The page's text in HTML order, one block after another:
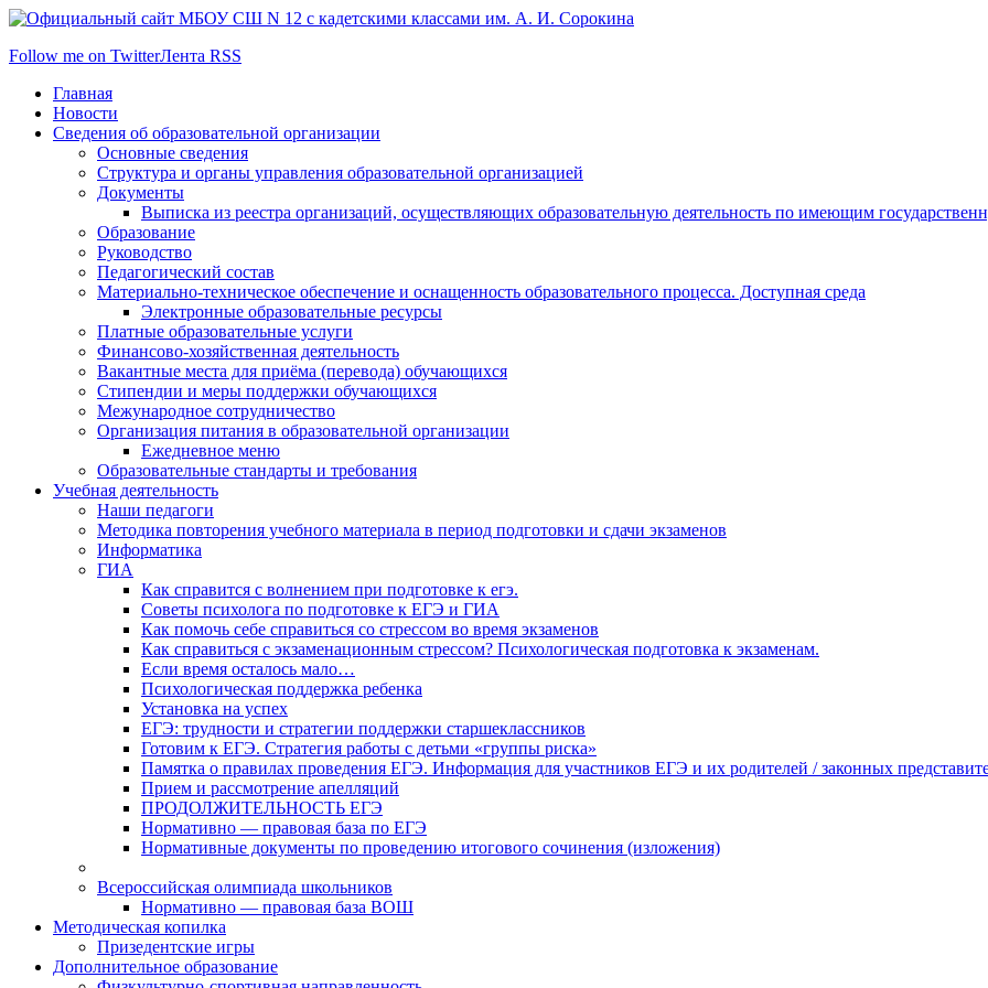
Follow me on TwitterЛента RSS
Главная
Новости
Сведения об образовательной организации
Основные сведения
Структура и органы управления образовательной организацией
Документы
Выписка из реестра организаций, осуществляющих образовательную деятельность по имеющим
Образование
Руководство
Педагогический состав
Материально-техническое обеспечение и оснащенность образовательного процесса. Доступная среда
Электронные образовательные ресурсы
Платные образовательные услуги
Финансово-хозяйственная деятельность
Вакантные места для приёма (перевода) обучающихся
Стипендии и меры поддержки обучающихся
Межународное сотрудничество
Организация питания в образовательной организации
Ежедневное меню
Образовательные стандарты и требования
Учебная деятельность
Наши педагоги
Методика повторения учебного материала в период подготовки и сдачи экзаменов
Информатика
ГИА
Как справится с волнением при подготовке к егэ.
Советы психолога по подготовке к ЕГЭ и ГИА
Как помочь себе справиться со стрессом во время экзаменов
Как справиться с экзаменационным стрессом? Психологическая подготовка к экзаменам.
Если время осталось мало…
Психологическая поддержка ребенка
Установка на успех
ЕГЭ: трудности и стратегии поддержки старшеклассников
Готовим к ЕГЭ. Стратегия работы с детьми «группы риска»
Памятка о правилах проведения ЕГЭ. Информация для участников ЕГЭ и их родителей / законных
Прием и рассмотрение апелляций
ПРОДОЛЖИТЕЛЬНОСТЬ ЕГЭ
Нормативно — правовая база по ЕГЭ
Нормативные документы по проведению итогового сочинения (изложения)
Всероссийская олимпиада школьников
Нормативно — правовая база ВОШ
Методическая копилка
Призедентские игры
Дополнительное образование